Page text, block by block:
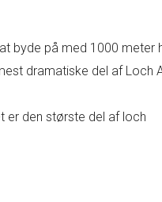
byde på med 1000
dramatiske del af
er den største del af loch